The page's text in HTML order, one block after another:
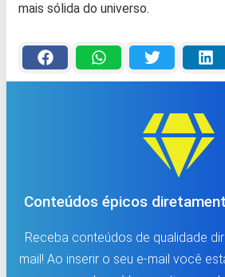
mais sólida do universo.
Conteúdos épicos
Receba conteúdos de qualidade
mail! Ao inserir o seu e-mail você